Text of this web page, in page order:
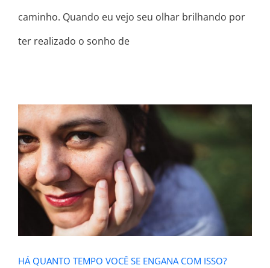
caminho. Quando eu vejo seu olhar brilhando por
ter realizado o sonho de
HÁ QUANTO TEMPO VOCÊ SE
ENGANA COM ISSO?
HÁ QUANTO TEMPO VOCÊ SE ENGANA COM ISSO?